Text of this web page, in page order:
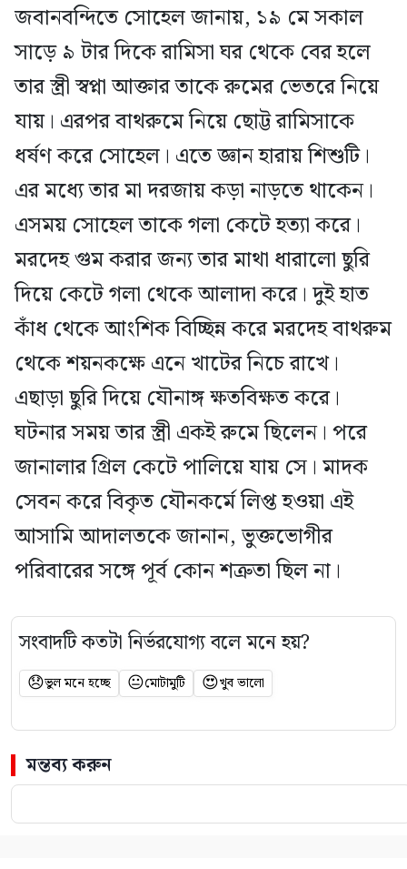
জবানবন্দিতে সোহেল জানায়, ১৯ মে সকাল
সাড়ে ৯ টার দিকে রামিসা ঘর থেকে বের হলে
তার স্ত্রী স্বপ্না আক্তার তাকে রুমের ভেতরে নিয়ে
যায়। এরপর বাথরুমে নিয়ে ছোট্ট রামিসাকে
ধর্ষণ করে সোহেল। এতে জ্ঞান হারায় শিশুটি।
এর মধ্যে তার মা দরজায় কড়া নাড়তে থাকেন।
এসময় সোহেল তাকে গলা কেটে হত্যা করে।
মরদেহ গুম করার জন্য তার মাথা ধারালো ছুরি
দিয়ে কেটে গলা থেকে আলাদা করে। দুই হাত
কাঁধ থেকে আংশিক বিচ্ছিন্ন করে মরদেহ বাথরুম
থেকে শয়নকক্ষে এনে খাটের নিচে রাখে।
এছাড়া ছুরি দিয়ে যৌনাঙ্গ ক্ষতবিক্ষত করে।
ঘটনার সময় তার স্ত্রী একই রুমে ছিলেন। পরে
জানালার গ্রিল কেটে পালিয়ে যায় সে। মাদক
সেবন করে বিকৃত যৌনকর্মে লিপ্ত হওয়া এই
আসামি আদালতকে জানান, ভুক্তভোগীর
পরিবারের সঙ্গে পূর্ব কোন শত্রুতা ছিল না।
সংবাদটি কতটা নির্ভরযোগ্য বলে মনে হয়?
😞ভুল মনে হচ্ছে 😐মোটামুটি 😍খুব ভালো
মন্তব্য করুন